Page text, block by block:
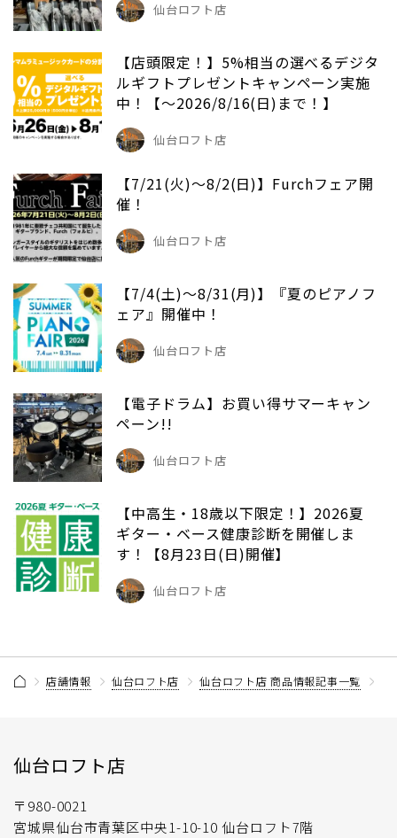
仙台ロフト店
【店頭限定！】5%相当の選べるデジタ
ルギフトプレゼントキャンペーン実施
中！【～2026/8/16(日)まで！】
仙台ロフト店
【7/21(火)～8/2(日)】Furchフェア開
催！
仙台ロフト店
【7/4(土)～8/31(月)】『夏のピアノフ
ェア』開催中！
仙台ロフト店
【電子ドラム】お買い得サマーキャン
ペーン!!
仙台ロフト店
【中高生・18歳以下限定！】2026夏
ギター・ベース健康診断を開催しま
す！【8月23日(日)開催】
仙台ロフト店
店舗情報 仙台ロフト店 仙台ロフト店 商品情報記事一覧
仙台ロフト店
〒980-0021
宮城県仙台市青葉区中央1-10-10 仙台ロフト7階